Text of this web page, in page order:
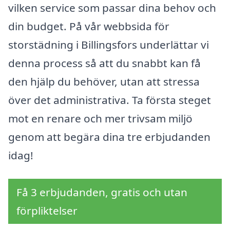
vilken service som passar dina behov och
din budget. På vår webbsida för
storstädning i Billingsfors underlättar vi
denna process så att du snabbt kan få
den hjälp du behöver, utan att stressa
över det administrativa. Ta första steget
mot en renare och mer trivsam miljö
genom att begära dina tre erbjudanden
idag!
Få 3 erbjudanden, gratis och utan
förpliktelser